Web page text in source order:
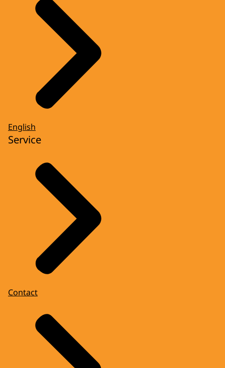
English
Service
Contact